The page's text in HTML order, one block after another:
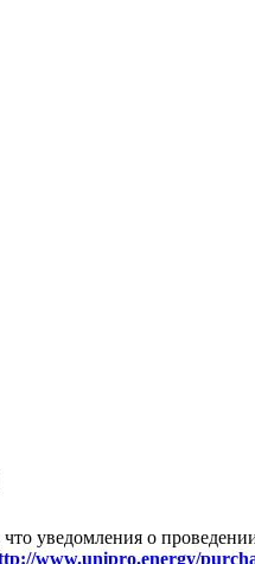
уведомления о
www.unipro.energy/